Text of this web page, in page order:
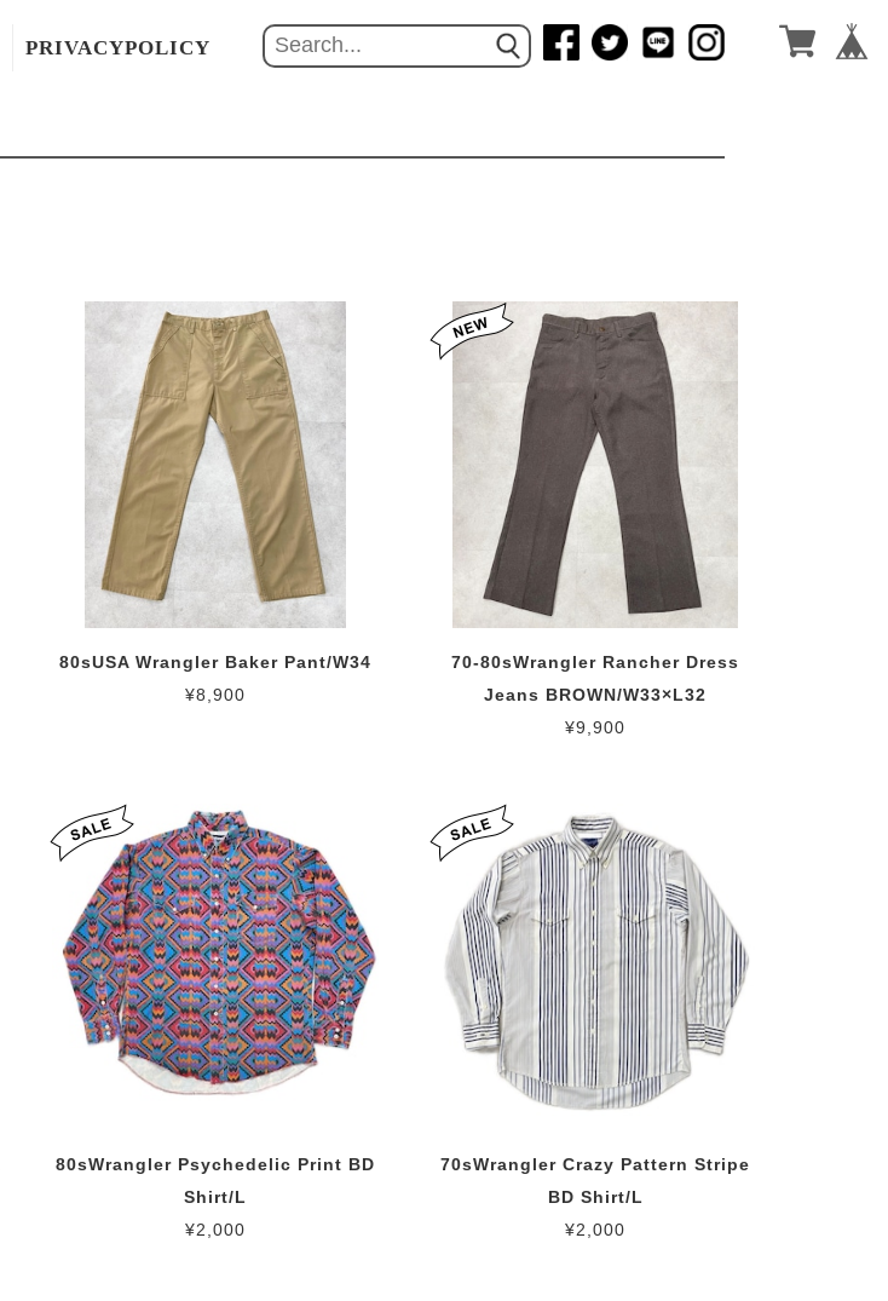
PRIVACYPOLICY
80sUSA Wrangler Baker Pant/W34
¥8,900
70-80sWrangler Rancher Dress
Jeans BROWN/W33×L32
¥9,900
80sWrangler Psychedelic Print BD
Shirt/L
¥2,000
70sWrangler Crazy Pattern Stripe
BD Shirt/L
¥2,000